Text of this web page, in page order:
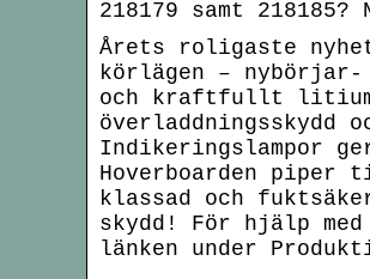
218179 samt
Årets roligaste
körlägen – nybörjar-
och kraftfullt
överladdningsskydd
Indikeringslampor
Hoverboarden
klassad och
skydd! För hjälp
länken under